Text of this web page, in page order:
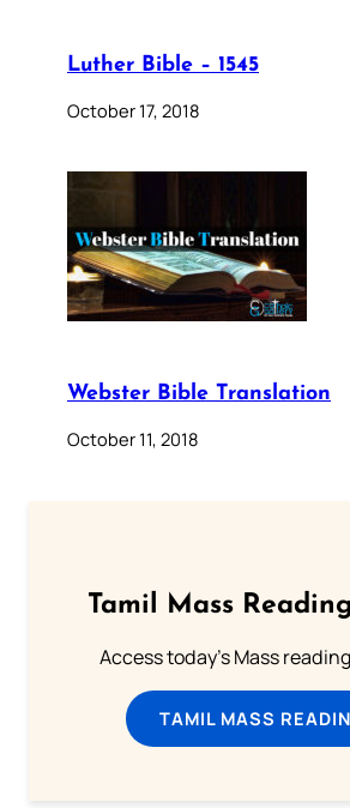
Luther Bible – 1545
October 17, 2018
Webster Bible Translation
October 11, 2018
Tamil Mass
Access today's Mass
TAMIL MASS